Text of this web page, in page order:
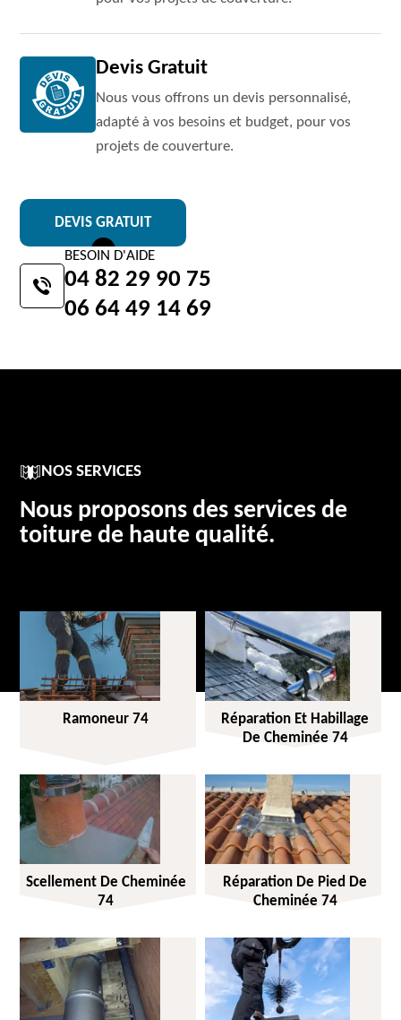
Devis Gratuit
Nous vous offrons un devis personnalisé,
adapté à vos besoins et budget, pour vos
projets de couverture.
DEVIS GRATUIT
BESOIN D'AIDE
04 82 29 90 75
06 64 49 14 69
NOS SERVICES
Nous proposons des services de
toiture de haute qualité.
Ramoneur 74
Réparation Et Habillage
De Cheminée 74
Scellement De Cheminée
74
Réparation De Pied De
Cheminée 74